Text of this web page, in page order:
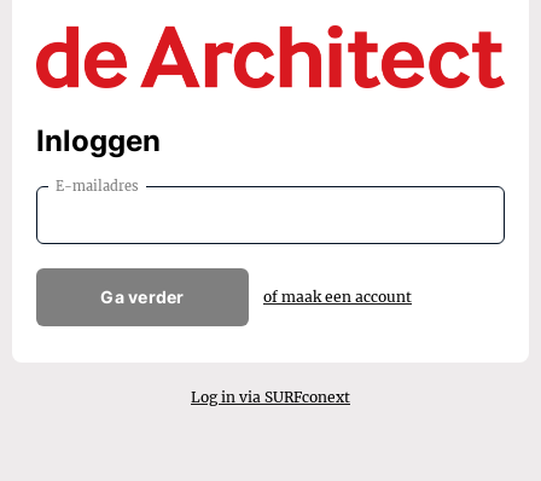
Inloggen
E-mailadres
Ga verder of maak een account
Log in via SURFconext